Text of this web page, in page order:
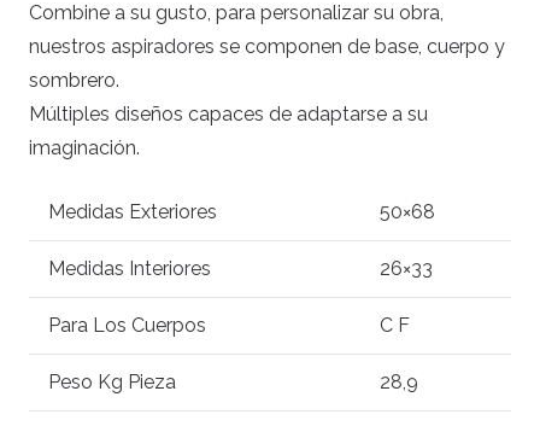
Combine a su gusto, para personalizar su obra,
nuestros aspiradores se componen de base, cuerpo y
sombrero.
Múltiples diseños capaces de adaptarse a su
imaginación.
Medidas Exteriores 50×68
Medidas Interiores 26×33
Para Los Cuerpos C F
Peso Kg Pieza 28,9